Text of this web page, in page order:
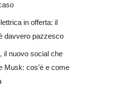
in offerta: il
davvero pazzesco
il nuovo social che
Musk: cos’è e come